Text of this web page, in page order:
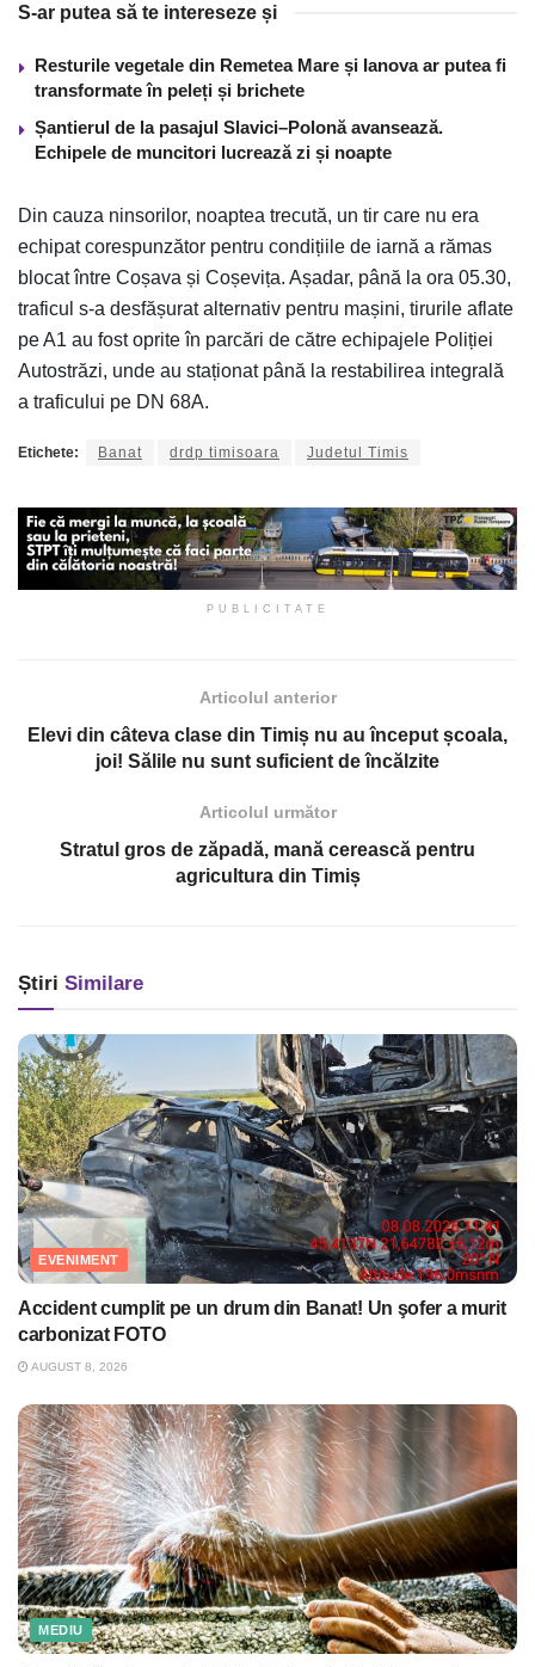
S-ar putea să te intereseze și
Resturile vegetale din Remetea Mare și Ianova ar putea fi
transformate în peleți și brichete
Șantierul de la pasajul Slavici–Polonă avansează.
Echipele de muncitori lucrează zi și noapte
Din cauza ninsorilor, noaptea trecută, un tir care nu era
echipat corespunzător pentru condițiile de iarnă a rămas
blocat între Coșava și Coșevița. Așadar, până la ora 05.30,
traficul s-a desfășurat alternativ pentru mașini, tirurile aflate
pe A1 au fost oprite în parcări de către echipajele Poliției
Autostrăzi, unde au staționat până la restabilirea integrală
a traficului pe DN 68A.
Etichete: Banat drdp timisoara Judetul Timis
PUBLICITATE
Articolul anterior
Elevi din câteva clase din Timiș nu au început școala,
joi! Sălile nu sunt suficient de încălzite
Articolul următor
Stratul gros de zăpadă, mană cerească pentru
agricultura din Timiș
Știri Similare
EVENIMENT
Accident cumplit pe un drum din Banat! Un şofer a murit
carbonizat FOTO
AUGUST 8, 2026
MEDIU